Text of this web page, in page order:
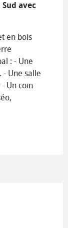
avec
en bois
: - Une
- Une salle
Un coin